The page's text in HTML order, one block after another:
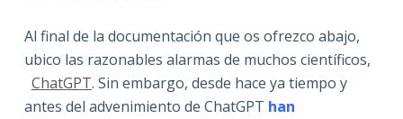
Al final de la documentación que os ofrezco abajo,
ubico las razonables alarmas de muchos científicos,
ChatGPT. Sin embargo, desde hace ya tiempo y
antes del advenimiento de ChatGPT han